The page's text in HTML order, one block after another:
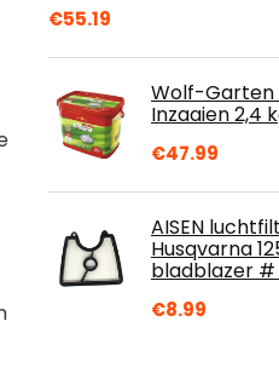
€55.19
Wolf-Garten
Inzaaien 2,4
€47.99
AISEN
Husqvarna
bladblazer #
€8.99